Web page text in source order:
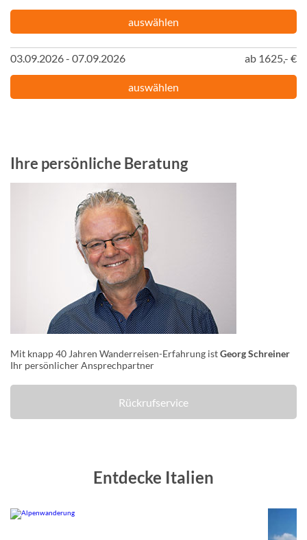
auswählen
03.09.2026 - 07.09.2026 ab 1625,- €
auswählen
Ihre persönliche Beratung
Mit knapp 40 Jahren Wanderreisen-Erfahrung istGeorg Schreiner
Ihr persönlicher Ansprechpartner
Rückrufservice
Entdecke Italien